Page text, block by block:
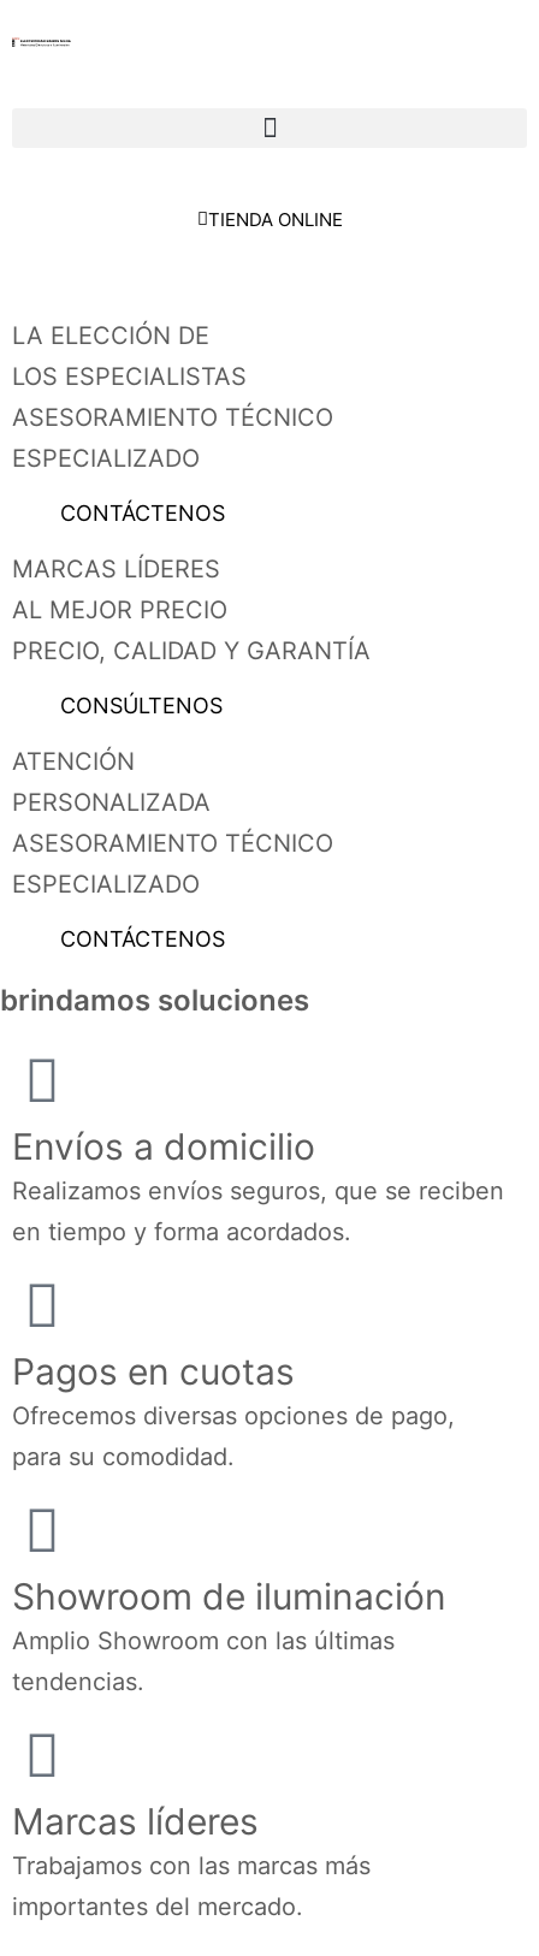
TIENDA ONLINE
LA ELECCIÓN DE
LOS ESPECIALISTAS
ASESORAMIENTO TÉCNICO
ESPECIALIZADO
CONTÁCTENOS
MARCAS LÍDERES
AL MEJOR PRECIO
PRECIO, CALIDAD Y GARANTÍA
CONSÚLTENOS
ATENCIÓN
PERSONALIZADA
ASESORAMIENTO TÉCNICO
ESPECIALIZADO
CONTÁCTENOS
brindamos soluciones
Envíos a domicilio
Realizamos envíos seguros, que se reciben
en tiempo y forma acordados.
Pagos en cuotas
Ofrecemos diversas opciones de pago,
para su comodidad.
Showroom de iluminación
Amplio Showroom con las últimas
tendencias.
Marcas líderes
Trabajamos con las marcas más
importantes del mercado.